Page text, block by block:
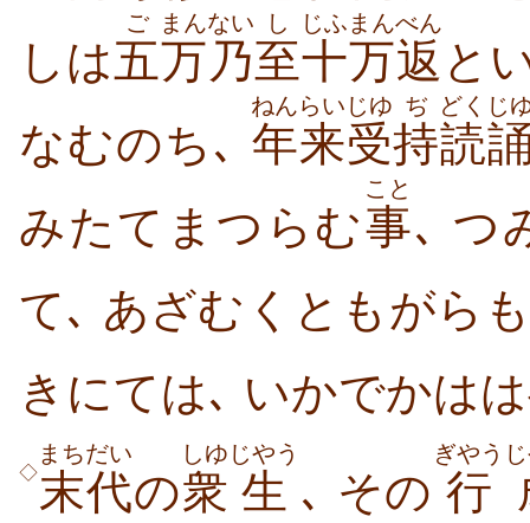
しは五
ご
万
まん
乃
ない
至
し
十
じふ
万返
まんべん
と
なむのち､ 年来
ねんらい
受
じゆ
持
ぢ
読
どくじ
みたてまつらむ事
こと
､ つ
て､ あざむくともがら
きにては､ いかでかは
◇末代
まちだい
の衆
しゆ
生
じやう
､ その 行
ぎやう